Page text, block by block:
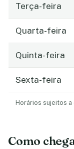
Terça-feira
Quarta-feira
Quinta-feira
Sexta-feira
Horários sujeitos a
Como